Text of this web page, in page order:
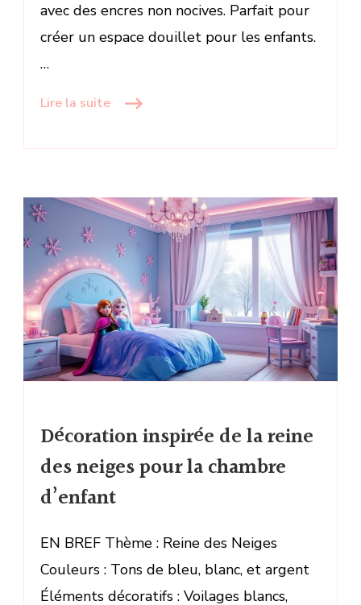
avec des encres non nocives. Parfait pour
créer un espace douillet pour les enfants.
…
Lire la suite
Décoration inspirée de la reine
des neiges pour la chambre
d’enfant
EN BREF Thème : Reine des Neiges
Couleurs : Tons de bleu, blanc, et argent
Éléments décoratifs : Voilages blancs,